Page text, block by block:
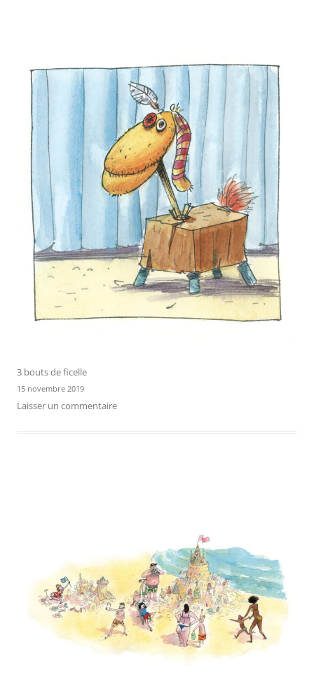
3 bouts de ficelle
15 novembre 2019
Laisser un commentaire